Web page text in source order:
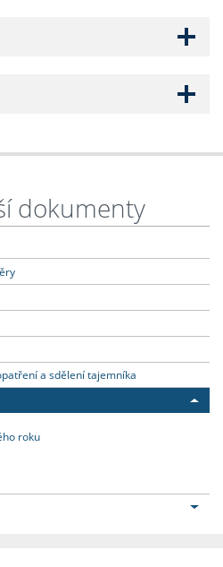
dokumenty
a sdělení tajemníka
roku